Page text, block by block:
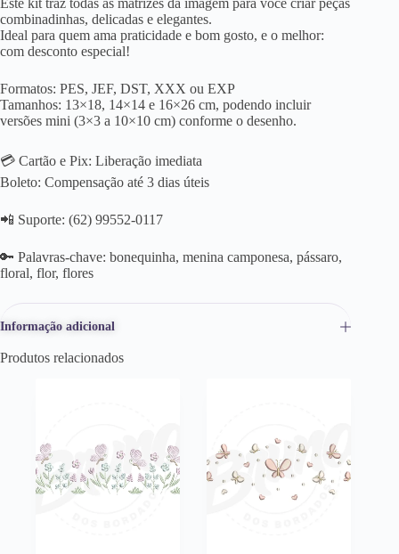
combinadinhas, delicadas e elegantes.
Ideal para quem ama praticidade e bom gosto, e o melhor:
com desconto especial!
Formatos: PES, JEF, DST, XXX ou EXP
Tamanhos: 13×18, 14×14 e 16×26 cm, podendo incluir
versões mini (3×3 a 10×10 cm) conforme o desenho.
💳 Cartão e Pix: Liberação imediata
Boleto: Compensação até 3 dias úteis
📲 Suporte: (62) 99552-0117
🔑 Palavras-chave: bonequinha, menina camponesa, pássaro,
floral, flor, flores
Informação adicional
Produtos relacionados